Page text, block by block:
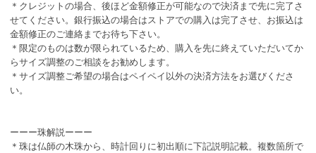
＊クレジットの場合、後ほど金額修正が可能なので決済まで先に完了さ
せてください。銀行振込の場合はストアでの購入は完了させ、お振込は
金額修正のご連絡までお待ち下さい。
＊限定のものは数が限られているため、購入を先に終えていただいてか
らサイズ調整のご相談をお勧めします。
＊サイズ調整ご希望の場合はペイペイ以外の決済方法をお選びくださ
い。
ーーー珠解説ーーー
＊珠は仏師の木珠から、時計回りに初出順に下記説明記載。複数箇所で